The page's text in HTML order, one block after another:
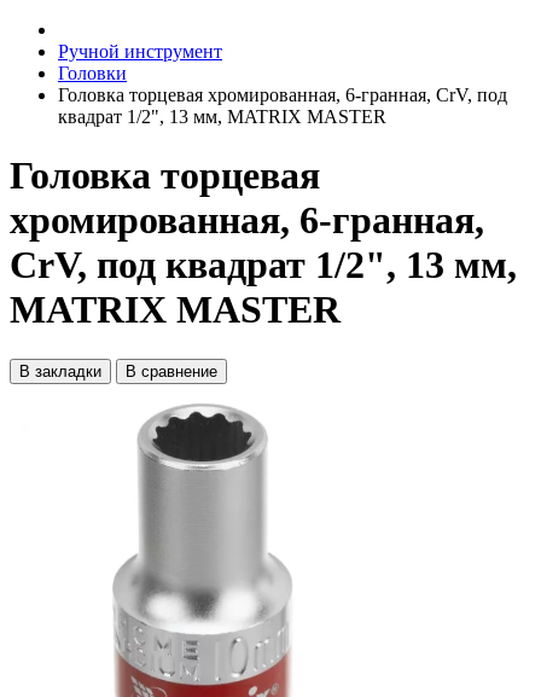
Ручной инструмент
Головки
Головка торцевая хромированная, 6-гранная, СrV, под
квадрат 1/2", 13 мм, MATRIX MASTER
Головка торцевая
хромированная, 6-гранная,
СrV, под квадрат 1/2", 13 мм,
MATRIX MASTER
В закладки В сравнение